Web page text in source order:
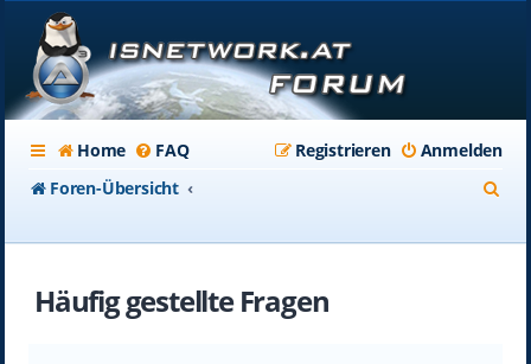
Home FAQ Anmelden
Registrieren
Foren-Übersicht
Häufig gestellte Fragen